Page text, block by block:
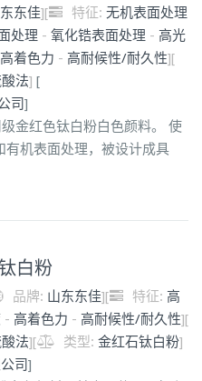
东佳][ 特征: 无机表面处理
处理 - 氧化锆表面处理 - 高光
高着色力 - 高耐候性/耐久性][
法] [
司 ]
金红色钛白粉白色颜料。 使
有机表面处理，被设计成具
白粉
品牌: 山东东佳][ 特征: 高
- 高着色力 - 高耐候性/耐久性][
法][ 类型: 金红石钛白粉]
司 ]